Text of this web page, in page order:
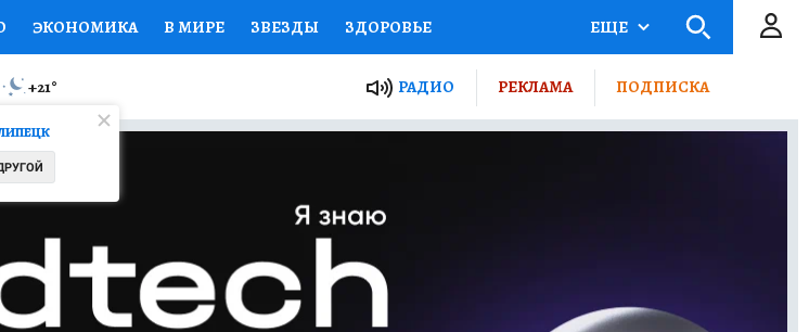
ЭКОНОМИКА В МИРЕ ЗВЕЗДЫ ЗДОРОВЬЕ
НАЦИОНАЛЬНЫЕ ПРОЕКТЫ РОССИИ
Я ЗНАЮ СЕМЬЯ ЖЕНСКИЕ СЕКРЕТЫ ПУТЕВОДИТЕЛЬ
КОНКУРСЫ ГИД ПОТРЕБИТЕЛЯ
ЕЩЕ
+21° РАДИО РЕКЛАМА ПОДПИСКА